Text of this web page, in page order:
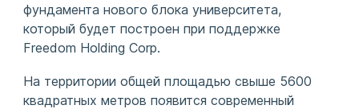
фундамента нового блока университета,
который будет построен при поддержке
Freedom Holding Corp.
На территории общей площадью свыше 5600
квадратных метров появится современный